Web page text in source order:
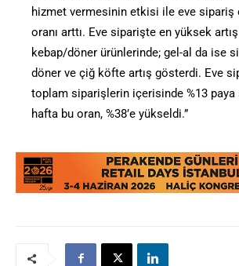
hizmet vermesinin etkisi ile eve sipariş
oranı arttı. Eve siparişte en yüksek
kebap/döner ürünlerinde; gel-al da ise
döner ve çiğ köfte artış gösterdi. Eve
toplam siparişlerin içerisinde %13
hafta bu oran, %38’e yükseldi.”